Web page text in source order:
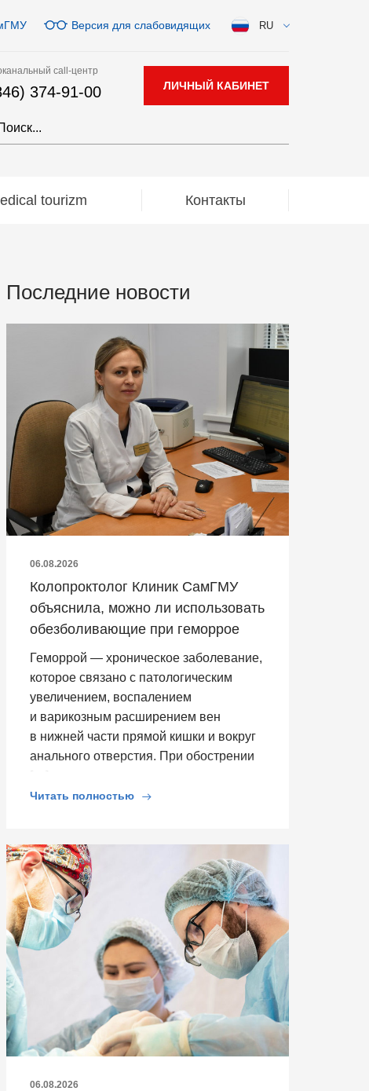
Версия для слабовидящих RU
call-центр
374-91-00 ЛИЧНЫЙ КАБИНЕТ
tourizm Контакты
Последние новости
06.08.2026
Колопроктолог Клиник СамГМУ
объяснила, можно ли использовать
обезболивающие при геморрое
Геморрой — хроническое заболевание,
которое связано с патологическим
увеличением, воспалением
и варикозным расширением вен
в нижней части прямой кишки и вокруг
анального отверстия. При обострении
Читать полностью
06.08.2026